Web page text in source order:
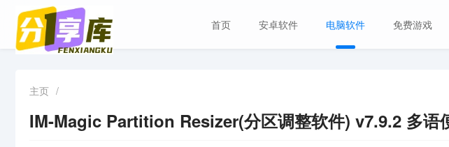
首页 安卓软件 电脑软件 免费游戏
主页 /
IM-Magic Partition Resizer(分区调整软件) v7.9.2 多语